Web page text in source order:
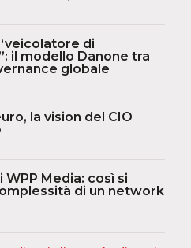
di
il modello Danone tra
globale
la vision del CIO
WPP Media: così si
di un network